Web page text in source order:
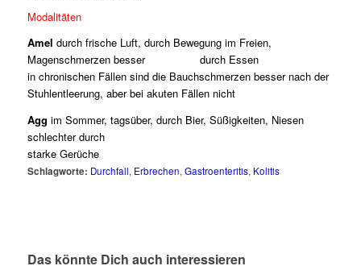
Modalitäten
Amel durch frische Luft, durch Bewegung im Freien,
Magenschmerzen besser durch Essen
in chronischen Fällen sind die Bauchschmerzen besser nach der
Stuhlentleerung, aber bei akuten Fällen nicht
Agg im Sommer, tagsüber, durch Bier, Süßigkeiten, Niesen
schlechter durch
starke Gerüche
Schlagworte: Durchfall, Erbrechen, Gastroenteritis, Kolitis
Das könnte Dich auch interessieren